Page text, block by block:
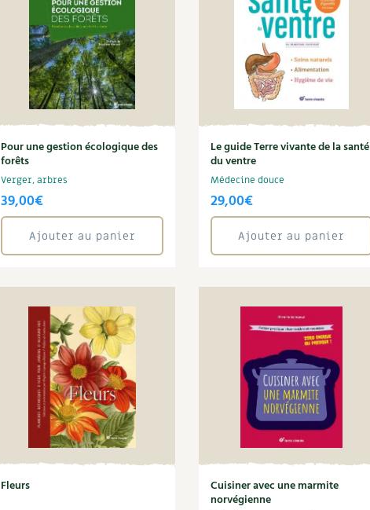
Pour une gestion écologique des
forêts
Verger, arbres
39,00€
Ajouter au panier
Le guide Terre vivante de la santé
du ventre
Médecine douce
29,00€
Ajouter au panier
Fleurs Cuisiner avec une marmite
norvégienne